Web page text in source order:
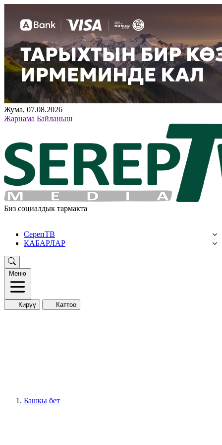
Жума, 07.08.2026
Жарнама Байланыш
Биз социалдык тармакта
СерепТВ
КАБАРЛАР
Меню
Кирүү Каттоо
Башкы бет